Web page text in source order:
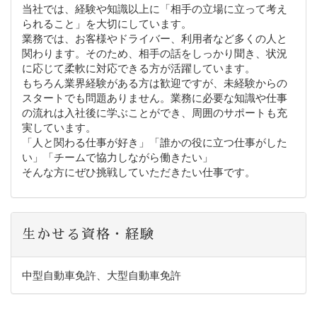
当社では、経験や知識以上に「相手の立場に立って考え
られること」を大切にしています。
業務では、お客様やドライバー、利用者など多くの人と
関わります。そのため、相手の話をしっかり聞き、状況
に応じて柔軟に対応できる方が活躍しています。
もちろん業界経験がある方は歓迎ですが、未経験からの
スタートでも問題ありません。業務に必要な知識や仕事
の流れは入社後に学ぶことができ、周囲のサポートも充
実しています。
「人と関わる仕事が好き」「誰かの役に立つ仕事がした
い」「チームで協力しながら働きたい」
そんな方にぜひ挑戦していただきたい仕事です。
生かせる資格・経験
中型自動車免許、大型自動車免許